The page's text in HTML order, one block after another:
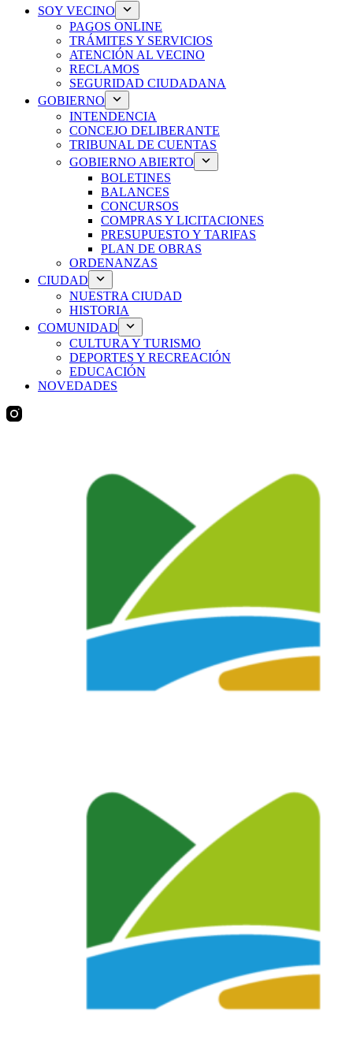
SOY VECINO
PAGOS ONLINE
TRÁMITES Y SERVICIOS
ATENCIÓN AL VECINO
RECLAMOS
SEGURIDAD CIUDADANA
GOBIERNO
INTENDENCIA
CONCEJO DELIBERANTE
TRIBUNAL DE CUENTAS
GOBIERNO ABIERTO
BOLETINES
BALANCES
CONCURSOS
COMPRAS Y LICITACIONES
PRESUPUESTO Y TARIFAS
PLAN DE OBRAS
ORDENANZAS
CIUDAD
NUESTRA CIUDAD
HISTORIA
COMUNIDAD
CULTURA Y TURISMO
DEPORTES Y RECREACIÓN
EDUCACIÓN
NOVEDADES